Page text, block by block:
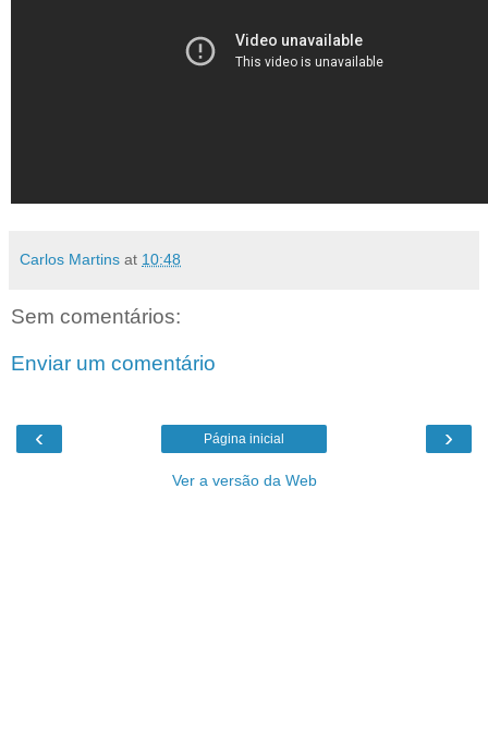
Carlos Martins at 10:48
Sem comentários:
Enviar um comentário
‹ ›
Página inicial
Ver a versão da Web